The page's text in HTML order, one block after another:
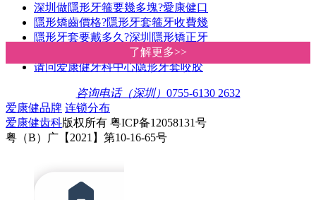
了解更多>>
了解更多>>
深圳做隱形牙箍要幾多塊?愛康健口
隱形矯齒價格?隱形牙套箍牙收費幾
隱形牙套要戴多久?深圳隱形矯正牙
透明cool牙幾錢?深圳愛康健牙科隱形
请问爱康健牙科中心隐形牙套咬胶
咨询电话（深圳） 0755-6130 2632
爱康健品牌 连锁分布
爱康健齿科版权所有 粤ICP备12058131号
粤（B）广【2021】第10-16-65号